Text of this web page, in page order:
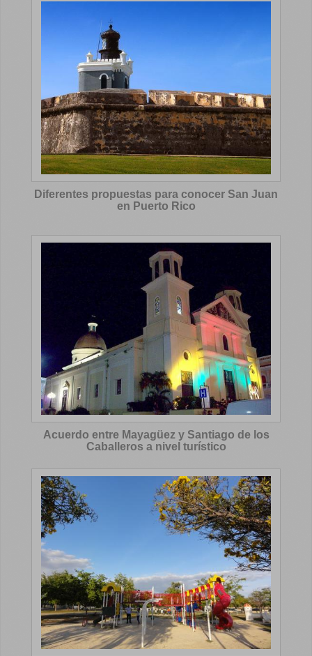
Diferentes propuestas para conocer San Juan
en Puerto Rico
Acuerdo entre Mayagüez y Santiago de los
Caballeros a nivel turístico